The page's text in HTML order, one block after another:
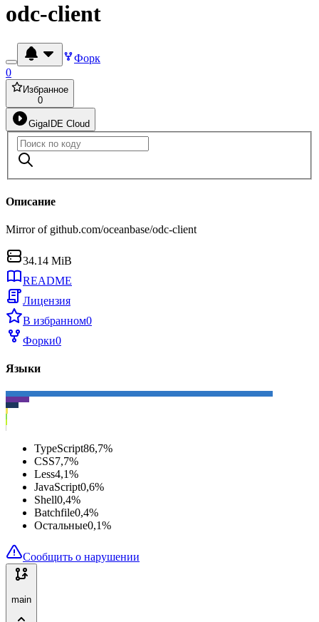
odc-client
Форк
0
Избранное
0
GigaIDE Cloud
Описание
Mirror of github.com/oceanbase/odc-client
34.14 MiB
README
Лицензия
В избранном0
Форки0
Языки
TypeScript86,7%
CSS7,7%
Less4,1%
JavaScript0,6%
Shell0,4%
Batchfile0,4%
Остальные0,1%
Сообщить о нарушении
main